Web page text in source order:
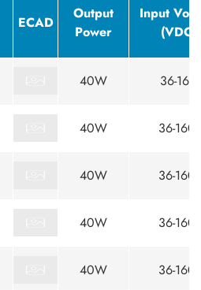
ECAD
Output
Power
Input
(VDC)
40W 36-160
40W 36-160
40W 36-160
40W 36-160
40W 36-160